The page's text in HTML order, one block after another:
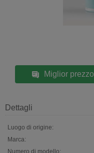
Miglior prezzo
Dettagli
Luogo di origine:
Marca:
Numero di modello: